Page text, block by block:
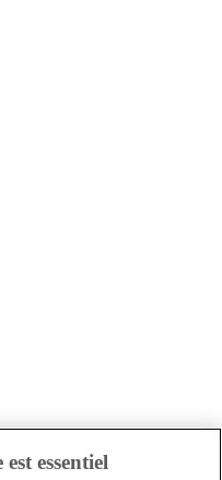
essentiel